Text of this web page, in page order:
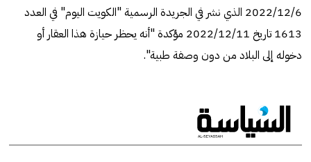
2022/12/6 الذي نشر في الجريدة الرسمية "الكويت اليوم" في العدد
1613 تاريخ 2022/12/11 مؤكدة "أنه يحظر حيازة هذا العقار أو
دخوله إلى البلاد من دون وصفة طبية".